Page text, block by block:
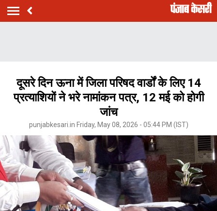
दूसरे दिन ऊना में जिला परिषद वार्डों के लिए 14
प्रत्याशियों ने भरे नामांकन पत्र, 12 मई को होगी
जांच
punjabkesari.in Friday, May 08, 2026 - 05:44 PM (IST)